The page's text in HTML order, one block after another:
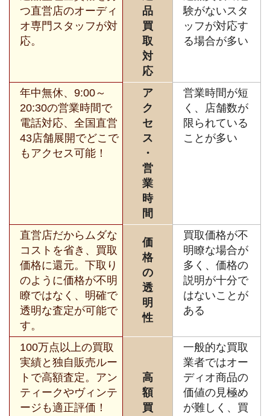
つ直営店のオーディ
オ専門スタッフが対
応。
品
買
取
対
応
験がないスタ
ッフが対応す
る場合が多い
年中無休、9:00～
20:30の営業時間で
電話対応、全国直営
43店舗展開でどこで
もアクセス可能！
ア
ク
セ
ス
・
営
業
時
間
営業時間が短
く、店舗数が
限られている
ことが多い
直営店だからムダな
コストを省き、買取
価格に還元。下取り
のように価格が不明
瞭ではなく、明確で
透明な査定が可能で
す。
価
格
の
透
明
性
買取価格が不
明瞭な場合が
多く、価格の
説明が十分で
はないことが
ある
100万点以上の買取
実績と独自販売ルー
トで高額査定。アン
ティークやヴィンテ
ージも適正評価！
高
額
買
一般的な買取
業者ではオー
ディオ商品の
価値の見極め
が難しく、買